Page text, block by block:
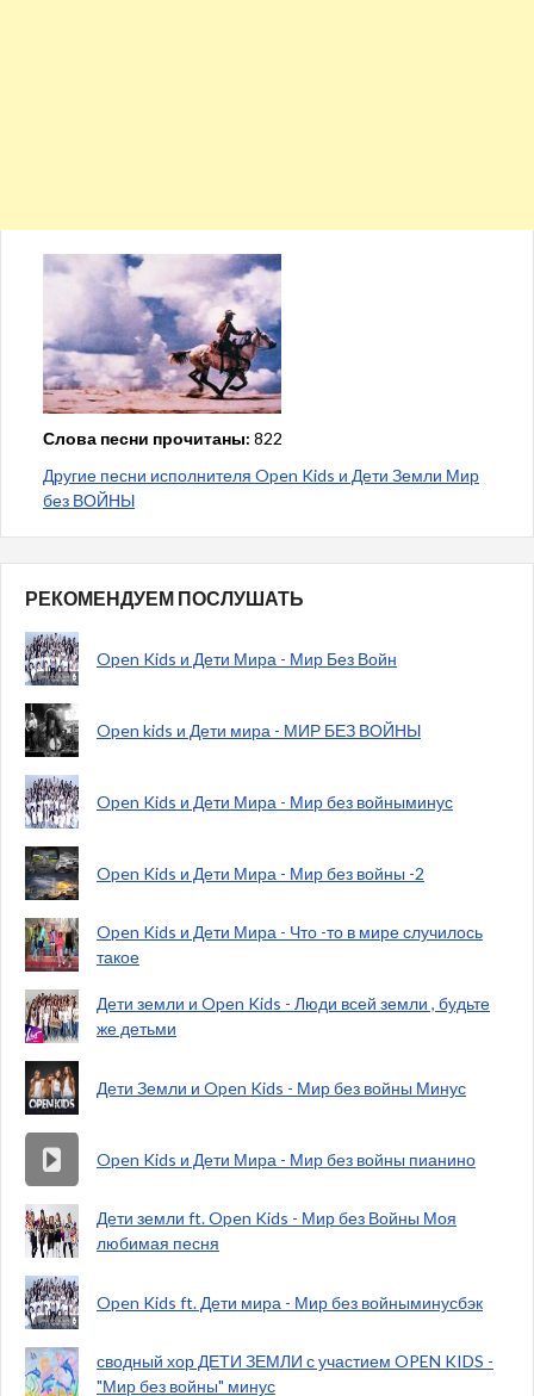
Слова песни прочитаны: 822
Другие песни исполнителя Open Kids и Дети Земли Мир
без ВОЙНЫ
РЕКОМЕНДУЕМ ПОСЛУШАТЬ
Open Kids и Дети Мира - Мир Без Войн
Open kids и Дети мира - МИР БЕЗ ВОЙНЫ
Open Kids и Дети Мира - Мир без войныминус
Open Kids и Дети Мира - Мир без войны -2
Open Kids и Дети Мира - Что -то в мире случилось
такое
Дети земли и Opеn Kids - Люди всей земли , будьте
же детьми
Дети Земли и Open Kids - Мир без войны Минус
Open Kids и Дети Мира - Мир без войны пианино
Дети земли ft. Open Kids - Мир без Войны Моя
любимая песня
Open Kids ft. Дети мира - Мир без войныминусбэк
сводный хор ДЕТИ ЗЕМЛИ с участием OPEN KIDS -
"Мир без войны" минус